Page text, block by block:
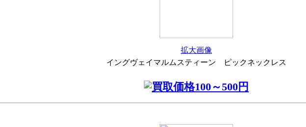
拡大画像
イングヴェイマルムスティーン ピックネックレス